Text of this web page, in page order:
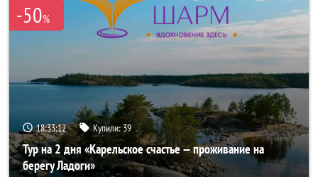
-50%
18:33:10 Купили:39
Тур на 2 дня «Карельское счастье — проживание на
берегу Ладоги»